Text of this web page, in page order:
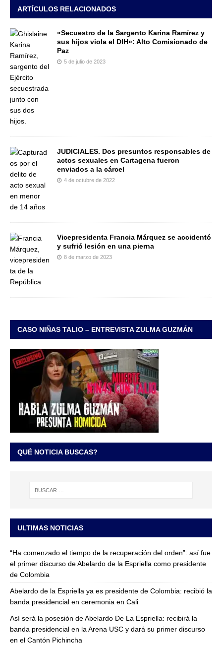
ARTÍCULOS RELACIONADOS
«Secuestro de la Sargento Karina Ramírez y
sus hijos viola el DIH»: Alto Comisionado de
Paz
5 de julio de 2023
JUDICIALES. Dos presuntos responsables de
actos sexuales en Cartagena fueron
enviados a la cárcel
4 de octubre de 2022
Vicepresidenta Francia Márquez se accidentó
y sufrió lesión en una pierna
8 de marzo de 2023
CASO NIÑAS TALIO – ENTREVISTA ZULMA GUZMÁN
QUÉ NOTICIA BUSCAS?
ULTIMAS NOTICIAS
“Ha comenzado el tiempo de la recuperación del orden”: así fue
el primer discurso de Abelardo de la Espriella como presidente
de Colombia
Abelardo de la Espriella ya es presidente de Colombia: recibió la
banda presidencial en ceremonia en Cali
Así será la posesión de Abelardo De La Espriella: recibirá la
banda presidencial en la Arena USC y dará su primer discurso
en el Cantón Pichincha